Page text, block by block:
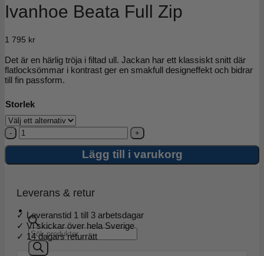
Products
search
Ivanhoe Beata Full Zip
1 795 kr
Det är en härlig tröja i filtad ull. Jackan har ett klassiskt snitt där
flatlocksömmar i kontrast ger en smakfull designeffekt och bidrar
till fin passform.
Storlek
Ivanhoe
Beata
Zip
Lägg till i varukorg
Leverans & retur
✓ Leveranstid 1 till 3 arbetsdagar
✓ Vi skickar över hela Sverige
✓ 14 dagars returrätt